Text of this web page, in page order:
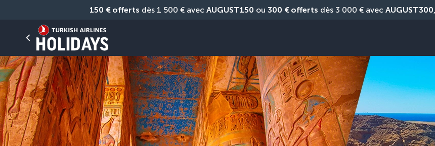
150 € offerts dès 1 500 € avec AUGUST150 ou 300 € offerts dès 3 000 € avec AUGUST300